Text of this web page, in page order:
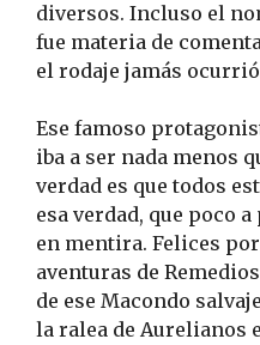
diversos. Incluso el
fue materia de
el rodaje jamás
Ese famoso
iba a ser nada menos
verdad es que todos
esa verdad, que poco
en mentira. Felices
aventuras de
de ese Macondo
la ralea de Aurelianos